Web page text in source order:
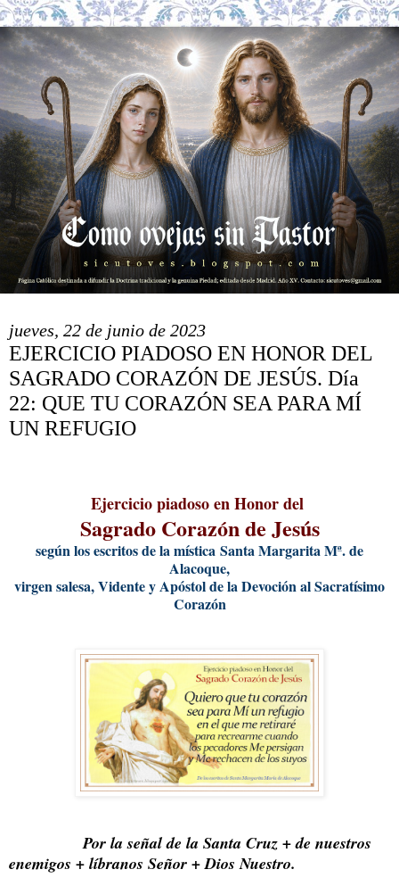
jueves, 22 de junio de 2023
EJERCICIO PIADOSO EN HONOR DEL
SAGRADO CORAZÓN DE JESÚS. Día
22: QUE TU CORAZÓN SEA PARA MÍ
UN REFUGIO
Ejercicio piadoso en Honor del
Sagrado Corazón de Jesús
según los escritos de la mística Santa Margarita Mª. de
Alacoque,
virgen salesa, Vidente y Apóstol de la Devoción al Sacratísimo
Corazón
Por la señal de la Santa Cruz + de nuestros
enemigos + líbranos Señor + Dios Nuestro.